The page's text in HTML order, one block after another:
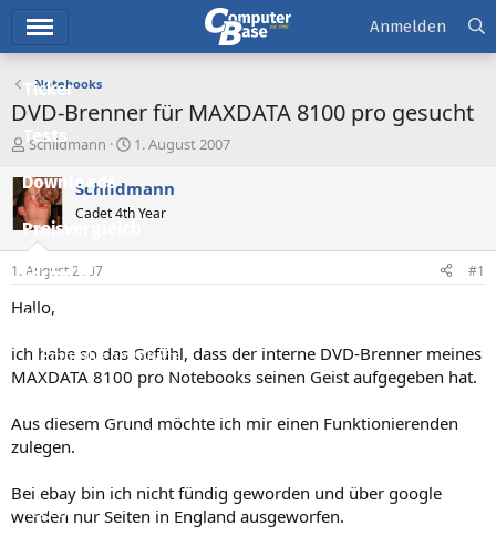
Ticker
Tests
Downloads
Preisvergleich
Forum
Aktuelles
Empfohlene Inhalte
Neueste Aktivitäten
Regeln
Anmelden
Notebooks
DVD-Brenner für MAXDATA 8100 pro gesucht
E
s
t
e
l
e
r
Schildmann
E
s
e
t
1. August 2007
Schildmann
Cadet 4th Year
1. August 2007 #1
Hallo,
ich habe so das Gefühl, dass der interne DVD-Brenner meines
MAXDATA 8100 pro Notebooks seinen Geist aufgegeben hat.
Aus diesem Grund möchte ich mir einen Funktionierenden
zulegen.
Bei ebay bin ich nicht fündig geworden und über google
werden nur Seiten in England ausgeworfen.